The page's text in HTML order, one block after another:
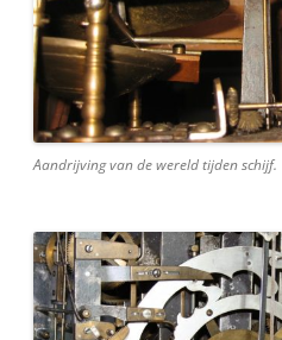
Aandrijving van de wereld tijden schijf.